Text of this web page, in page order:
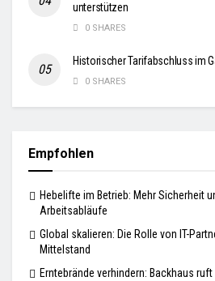
unterstützen
0 SHARES
Historischer Tarifabschluss im
0 SHARES
Empfohlen
Hebelifte im Betrieb: Mehr Sicherheit
Arbeitsabläufe
Global skalieren: Die Rolle von IT-
Mittelstand
Erntebrände verhindern: Backhaus